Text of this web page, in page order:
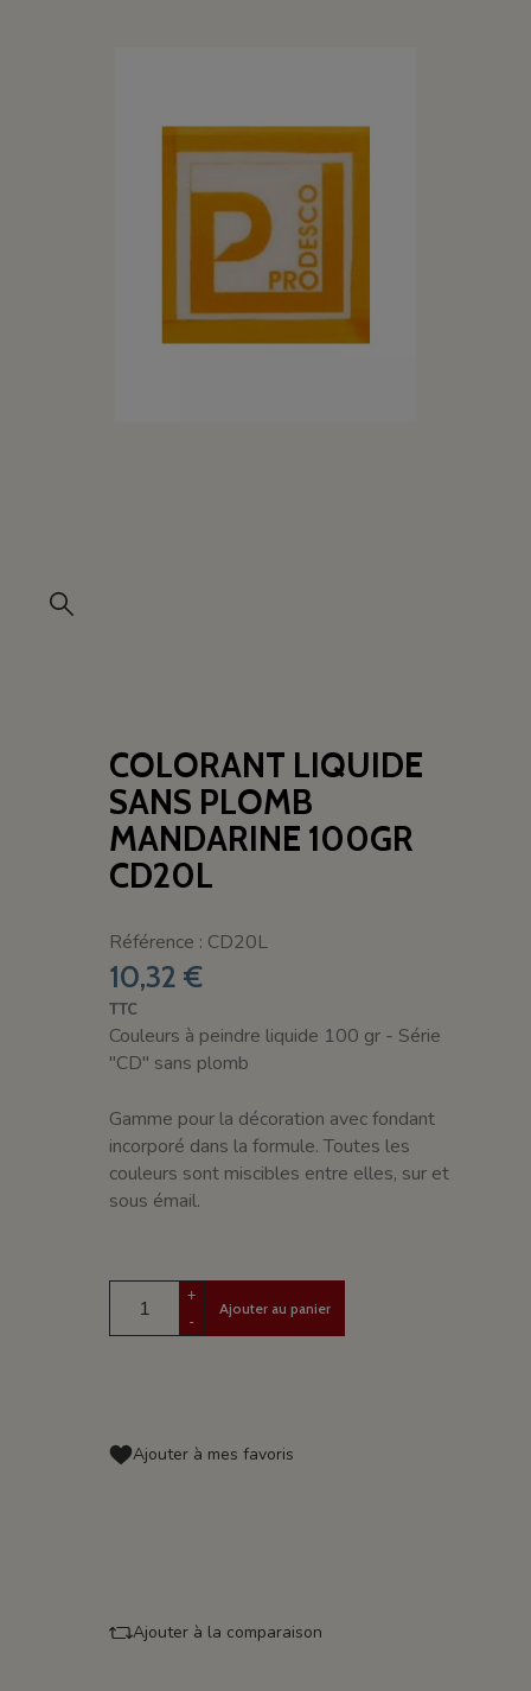
COLORANT LIQUIDE
SANS PLOMB
MANDARINE 100GR
CD20L
Référence : CD20L
10,32 €
TTC
Couleurs à peindre liquide 100 gr - Série
"CD" sans plomb
Gamme pour la décoration avec fondant
incorporé dans la formule. Toutes les
couleurs sont miscibles entre elles, sur et
sous émail.
+
-
Ajouter au panier
Ajouter à mes favoris
Ajouter à la comparaison